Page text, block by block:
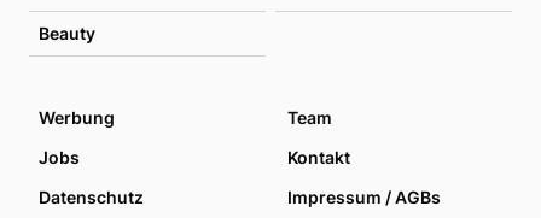
Beauty
Werbung
Team
Jobs
Kontakt
Datenschutz
Impressum / AGBs